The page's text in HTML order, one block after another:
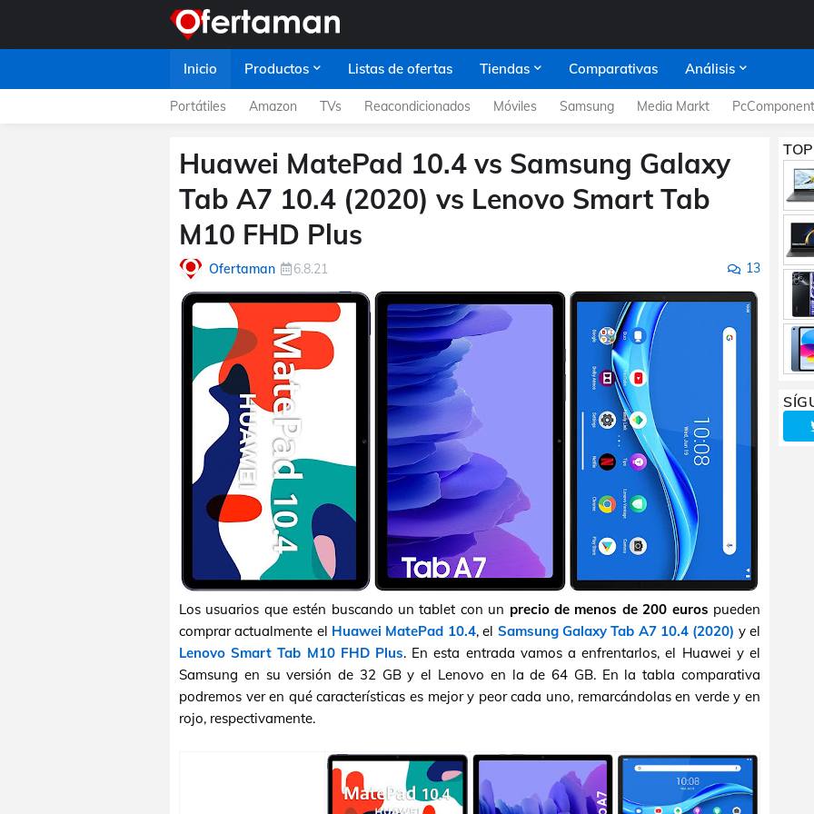
Inicio Productos Listas de ofertas Tiendas Comparativas Análisis
Portátiles Amazon TVs Reacondicionados Móviles Samsung Media Markt
Huawei MatePad 10.4 vs Samsung Galaxy
Tab A7 10.4 (2020) vs Lenovo Smart Tab
M10 FHD Plus
Ofertaman 6.8.21 13
Los usuarios que estén buscando un tablet con un precio de menos de 200 euros pueden
comprar actualmente el Huawei MatePad 10.4, el Samsung Galaxy Tab A7 10.4 (2020) y el
Lenovo Smart Tab M10 FHD Plus. En esta entrada vamos a enfrentarlos, el Huawei y el
Samsung en su versión de 32 GB y el Lenovo en la de 64 GB. En la tabla comparativa
podremos ver en qué características es mejor y peor cada uno, remarcándolas en verde y en
rojo, respectivamente.